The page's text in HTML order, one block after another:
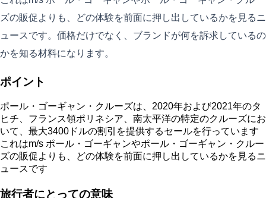
ズの販促よりも、どの体験を前面に押し出しているかを見るニ
ュースです。価格だけでなく、ブランドが何を訴求しているの
かを知る材料になります。
ポイント
ポール・ゴーギャン・クルーズは、2020年および2021年のタ
ヒチ、フランス領ポリネシア、南太平洋の特定のクルーズにお
いて、最大3400ドルの割引を提供するセールを行っています
これはm/s ポール・ゴーギャンやポール・ゴーギャン・クルー
ズの販促よりも、どの体験を前面に押し出しているかを見るニ
ュースです
旅行者にとっての意味